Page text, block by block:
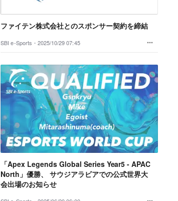
ファイテン株式会社とのスポンサー契約を締結
SBI e-Sports・ 2025/10/29 07:45
「Apex Legends Global Series Year5 - APAC
North」優勝、 サウジアラビアでの公式世界大
会出場のお知らせ